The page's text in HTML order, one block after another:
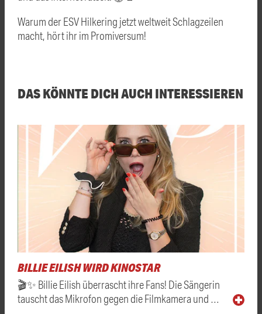
Warum der ESV Hilkering jetzt weltweit Schlagzeilen
macht, hört ihr im Promiversum!
DAS KÖNNTE DICH AUCH INTERESSIEREN
BILLIE EILISH WIRD KINOSTAR
🎬✨ Billie Eilish überrascht ihre Fans! Die Sängerin
tauscht das Mikrofon gegen die Filmkamera und …